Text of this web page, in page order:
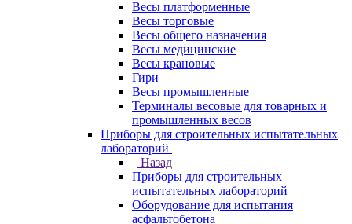
Весы платформенные
Весы торговые
Весы общего назначения
Весы медицинские
Весы крановые
Гири
Весы промышленные
Терминалы весовые для товарных и
промышленных весов
Приборы для строительных испытательных
лабораторий
Назад
Приборы для строительных
испытательных лабораторий
Оборудование для испытания
асфальтобетона